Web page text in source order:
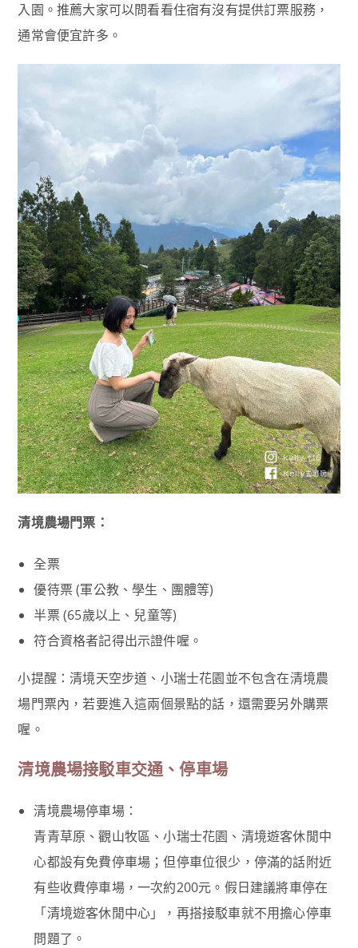
入園。推薦大家可以問看看住宿有沒有提供訂票服務，
通常會便宜許多。
清境農場門票：
全票
優待票 (軍公教、學生、團體等)
半票 (65歲以上、兒童等)
符合資格者記得出示證件喔。
小提醒：清境天空步道、小瑞士花園並不包含在清境農
場門票內，若要進入這兩個景點的話，還需要另外購票
喔。
清境農場接駁車交通、停車場
清境農場停車場：
青青草原、觀山牧區、小瑞士花園、清境遊客休閒中
心都設有免費停車場；但停車位很少，停滿的話附近
有些收費停車場，一次約200元。假日建議將車停在
「清境遊客休閒中心」，再搭接駁車就不用擔心停車
問題了。